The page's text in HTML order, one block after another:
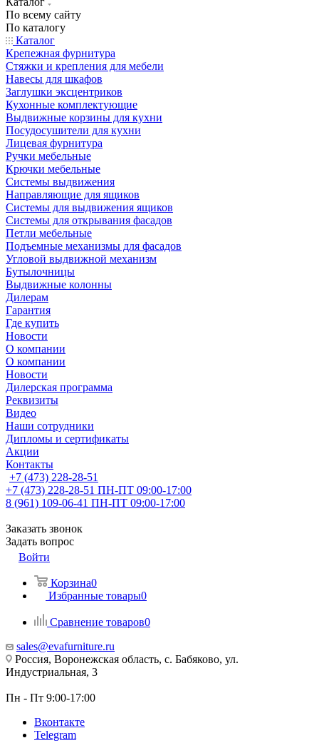
По всему сайту
По каталогу
Каталог
Крепежная фурнитура
Стяжки и крепления для мебели
Навесы для шкафов
Заглушки эксцентриков
Кухонные комплектующие
Выдвижные корзины для кухни
Посудосушители для кухни
Лицевая фурнитура
Ручки мебельные
Крючки мебельные
Системы выдвижения
Направляющие для ящиков
Системы для выдвижения ящиков
Системы для открывания фасадов
Петли мебельные
Подъемные механизмы для фасадов
Угловой выдвижной механизм
Бутылочницы
Выдвижные колонны
Дилерам
Гарантия
Где купить
Новости
О компании
О компании
Новости
Дилерская программа
Реквизиты
Видео
Наши сотрудники
Дипломы и сертификаты
Акции
Контакты
+7 (473) 228-28-51
+7 (473) 228-28-51 ПН-ПТ 09:00-17:00
8 (961) 109-06-41 ПН-ПТ 09:00-17:00
Заказать звонок
Задать вопрос
Войти
Корзина0
Избранные товары0
Сравнение товаров0
sales@evafurniture.ru
Россия, Воронежская область, с. Бабяково, ул.
Индустриальная, 3
Пн - Пт 9:00-17:00
Вконтакте
Telegram